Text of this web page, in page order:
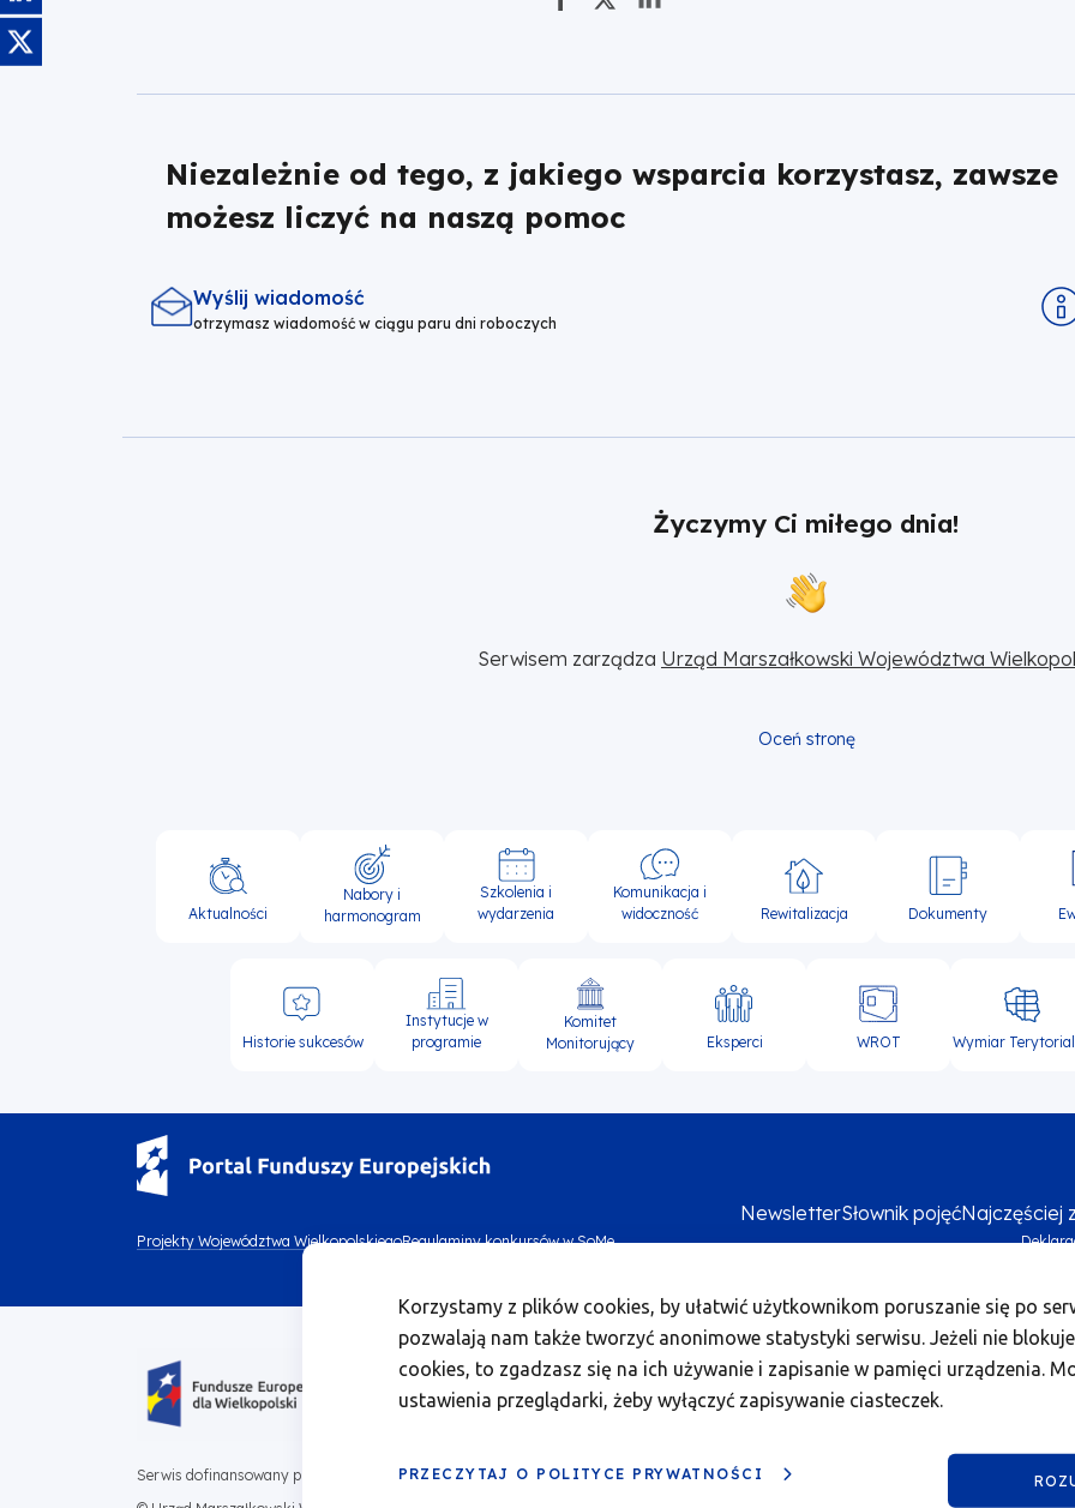
Korzystamy z plików cookies, by ułatwić użytkownikom poruszanie się po
pozwalają nam także tworzyć anonimowe statystyki serwisu. Jeżeli nie
cookies, to zgadzasz się na ich używanie i zapisanie w pamięci urządzenia.
ustawienia przeglądarki, żeby wyłączyć zapisywanie ciasteczek.
PRZECZYTAJ O POLITYCE PRYWATNOŚCI
Niezależnie od tego, z jakiego wsparcia korzystasz, zawsze
możesz liczyć na naszą pomoc
Wyślij wiadomość
otrzymasz wiadomość w ciągu paru dni roboczych
Życzymy Ci miłego dnia!
Serwisem zarządza Urząd Marszałkowski Województwa
Oceń stronę
Główna
nawigacja
Aktualności
Nabory i
harmonogram
Szkolenia i
wydarzenia
Komunikacja i
widoczność
Rewitalizacja Dokumenty
Historie sukcesów
Instytucje w
programie
Komitet
Monitorujący
Eksperci WROT Wymiar
Menu
NewsletterSłownik pojęćNajczęściej
bottom
1
Projekty Województwa WielkopolskiegoRegulaminy konkursów w SoMe
Serwis dofinansowany przez Unię Europejską z Programu Fundusze Europejskie dla Wielkopolski 2021-2027.
Obraz